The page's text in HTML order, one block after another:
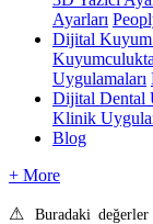
Ayarları
Dijital
Uygulamaları
Dijital Dental
Klinik
Blog
+ More
⚠ Buradaki değerler